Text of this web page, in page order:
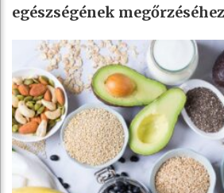
egészségének